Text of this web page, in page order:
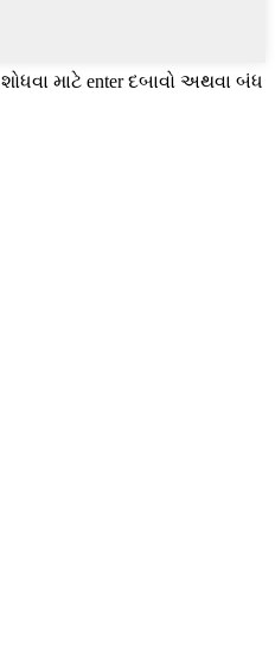
શોધવા માટે enter દબાવો અથવા બંધ